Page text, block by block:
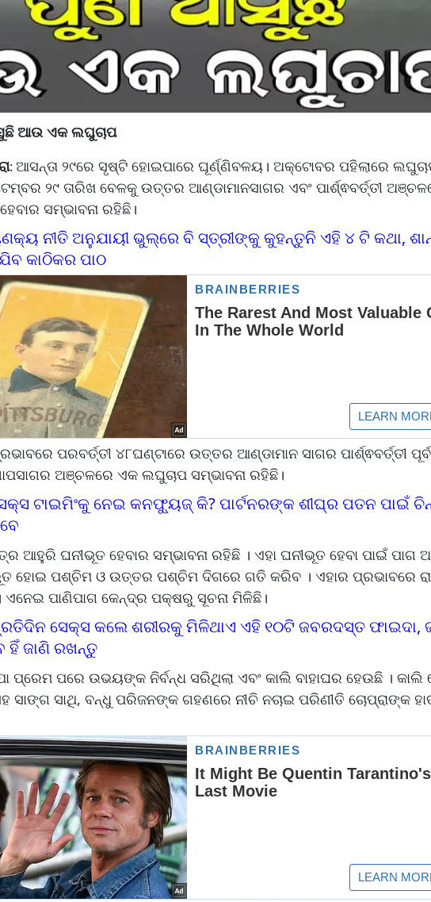
ଆଉ ଏକ ଲଘୁଚାପ
: ଆସନ୍ତା ୨୯ରେ ସୃଷ୍ଟି ହୋଇପାରେ ଘୂର୍ଣ୍ଣିବଳୟ। ଅକ୍ଟୋବର ପହିଲାରେ
୨୯ ତାରିଖ ବେଳକୁ ଉତ୍ତର ଆଣ୍ଡାମାନସାଗର ଏବଂ ପାର୍ଶ୍ଵବର୍ତ୍ତୀ
ସମ୍ଭାବନା ରହିଛି।
ନୀତି ଅନୁଯାୟୀ ଭୁଲ୍‌ରେ ବି ସ୍ତ୍ରୀଙ୍କୁ କୁହନ୍ତୁନି ଏହି ୪ ଟି କଥା,
କାଠିକର ପାଠ
ପରବର୍ତ୍ତୀ ୪୮ଘଣ୍ଟାରେ ଉତ୍ତର ଆଣ୍ଡାମାନ ସାଗର ପାର୍ଶ୍ଵବର୍ତ୍ତୀ ପୂର୍ବ
ଅଞ୍ଚଳରେ ଏକ ଲଘୁଚାପ ସମ୍ଭାବନା ରହିଛି।
ଟାଇମିଂକୁ ନେଇ କନଫ୍ୟୁଜ୍ କି? ପାର୍ଟନରଙ୍କ ଶୀଘ୍ର ପତନ ପାଇଁ
ଆହୁରି ଘନୀଭୂତ ହେବାର ସମ୍ଭାବନା ରହିଛି । ଏହା ଘନୀଭୂତ ହେବା ପାଇଁ ପାଗ
ହୋଇ ପଶ୍ଚିମ ଓ ଉତ୍ତର ପଶ୍ଚିମ ଦିଗରେ ଗତି କରିବ । ଏହାର ପ୍ରଭାବରେ
ଏନେଇ ପାଣିପାଗ କେନ୍ଦ୍ର ପକ୍ଷରୁ ସୂଚନା ମିଳିଛି।
ସେକ୍ସ କଲେ ଶରୀରକୁ ମିଳିଥାଏ ଏହି ୧୦ଟି ଜବରଦସ୍ତ ଫାଇଦା,
ହିଁ ଜାଣି ରଖନ୍ତୁ
ପ୍ରେମ ପରେ ଉଭୟଙ୍କ ନିର୍ବନ୍ଧ ସରିଥିଲା ଏବଂ କାଲି ବାହାଘର ହେଉଛି । କାଲି
ସାଙ୍ଗ ସାଥି, ବନ୍ଧୁ ପରିଜନଙ୍କ ଗହଣରେ ନୀଚି ନଚାଇ ପରିଣୀତି ଚୋପ୍ରାଙ୍କ